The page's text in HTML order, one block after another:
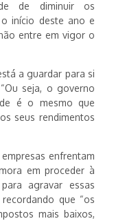
de diminuir os
início deste ano e
entre em vigor o
a guardar para si
seja, o governo
é o mesmo que
seus rendimentos
enfrentam
em proceder à
agravar essas
que “os
mais baixos,